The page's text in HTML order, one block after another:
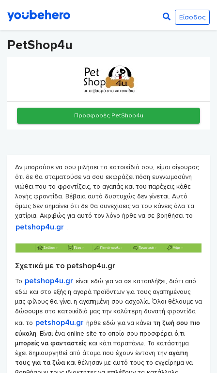
Είσοδος
PetShop4u
Προσφορές PetShop4u
Αν μπορούσε να σου μιλήσει το κατοικίδιό σου, είμαι σίγουρος
ότι δε θα σταματούσε να σου εκφράζει πόση ευγνωμοσύνη
νιώθει που το φροντίζεις, το αγαπάς και του παρέχεις κάθε
λογής φροντίδα. Βέβαια αυτό δυστυχώς δεν γίνεται. Αυτό
όμως δεν σημαίνει ότι δε θα συνεχίσεις να του κάνεις όλα τα
χατίρια. Ακριβώς για αυτό τον λόγο ήρθε να σε βοηθήσει το
petshop4u.gr .
Σχετικά με το petshop4u.gr
Το petshop4u.gr είναι εδώ για να σε καταπλήξει, διότι από
εδώ και στο εξής η αγορά προϊόντων για τους αγαπημένους
μας φίλους θα γίνει η αγαπημένη σου ασχολία. Όλοι θέλουμε να
δώσουμε στο κατοικίδιό μας την καλύτερη δυνατή φροντίδα
και το petshop4u.gr ήρθε εδώ για να κάνει τη ζωή σου πιο
εύκολη. Είναι ένα online site το οποίο σου προσφέρει ό,τι
μπορείς να φανταστείς και κάτι παραπάνω. Το κατάστημα
έχει δημιουργηθεί από άτομα που έχουν έντονη την αγάπη
τους για τα ζώα και θέλησαν με αυτό τους το εγχείρημα να